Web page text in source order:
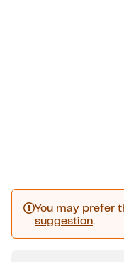
You may prefer
suggestion.